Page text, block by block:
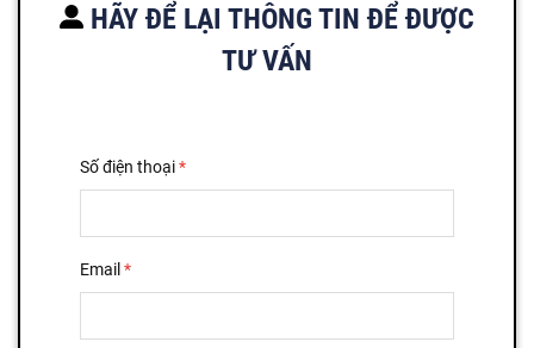
HÃY ĐỂ LẠI THÔNG TIN ĐỂ ĐƯỢC
TƯ VẤN